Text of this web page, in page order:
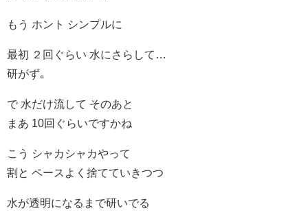
もう ホント シンプルに
最初 ２回ぐらい 水にさらして…
研がず｡
で 水だけ流して そのあと
まあ 10回ぐらいですかね
こう シャカシャカやって
割と ペースよく捨てていきつつ
水が透明になるまで研いでる